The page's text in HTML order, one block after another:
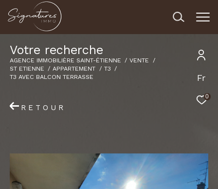
Fr
0
Votre recherche
AGENCE IMMOBILIÈRE SAINT-ÉTIENNE
VENTE
ST ETIENNE
APPARTEMENT
T3
T3 AVEC BALCON TERRASSE
RETOUR